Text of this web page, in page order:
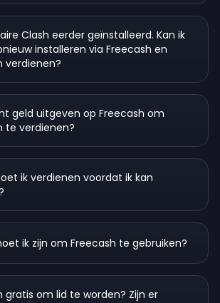
Clash eerder geïnstalleerd. Kan ik
installeren via Freecash en
verdienen?
geld uitgeven op Freecash om
te verdienen?
ik verdienen voordat ik kan
ik zijn om Freecash te gebruiken?
gratis om lid te worden? Zijn er